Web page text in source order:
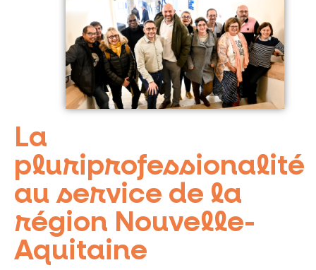
La
pluriprofessionalité
au service de la
région Nouvelle-
Aquitaine